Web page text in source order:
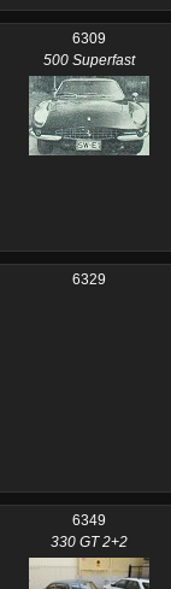
6309
500 Superfast
6329
6349
330 GT 2+2